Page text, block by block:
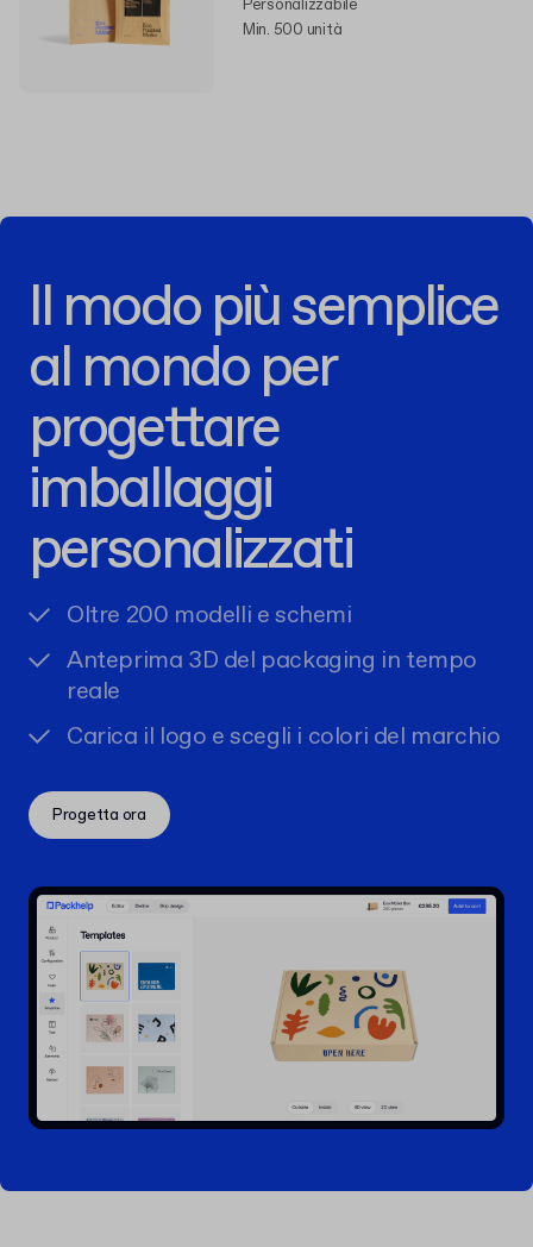
Personalizzabile
Min. 500 unità
Il modo più semplice
al mondo per
progettare
imballaggi
personalizzati
Oltre 200 modelli e schemi
Anteprima 3D del packaging in tempo
reale
Carica il logo e scegli i colori del marchio
Progetta ora